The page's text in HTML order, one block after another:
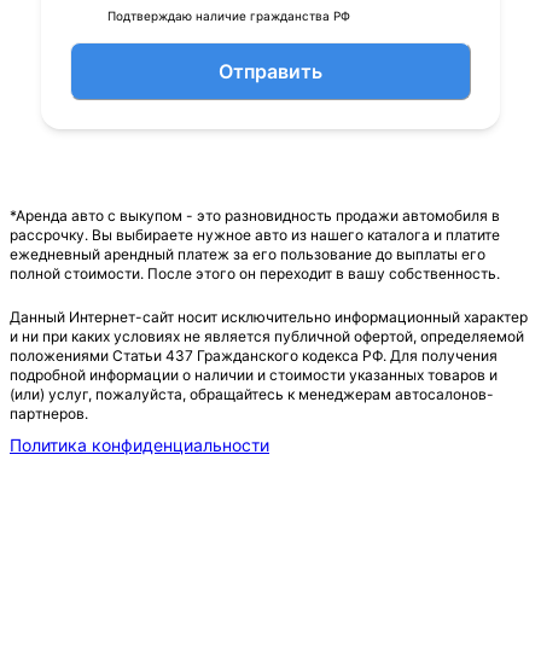
Подтверждаю наличие гражданства РФ
Отправить
*Аренда авто с выкупом - это разновидность продажи автомобиля в
рассрочку. Вы выбираете нужное авто из нашего каталога и платите
ежедневный арендный платеж за его пользование до выплаты его
полной стоимости. После этого он переходит в вашу собственность.
Данный Интернет-сайт носит исключительно информационный характер
и ни при каких условиях не является публичной офертой, определяемой
положениями Статьи 437 Гражданского кодекса РФ. Для получения
подробной информации о наличии и стоимости указанных товаров и
(или) услуг, пожалуйста, обращайтесь к менеджерам автосалонов-
партнеров.
Политика конфиденциальности